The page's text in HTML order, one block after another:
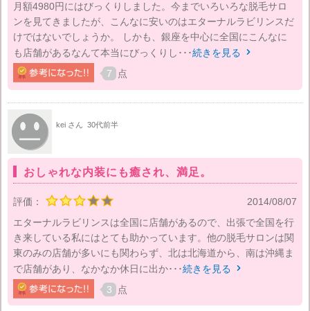
月額4980円にはびっくりしました。今までいろいろな脱毛サロ
ンを見てきましたが、こんなに安いのはエターナルラビリンスだ
けではないでしょうか。 しかも、銀座を中心に全国にこんなに
も店舗があるなんて本当にびっくりし･･･続きを見る 
7 点
kei さん 30代前半
おしゃれな内装にも癒され、満足。
評価：
2014/08/07
エターナルラビリンスは全国に店舗があるので、出張で全国を行
き来している私にはとても助かっています。他の脱毛サロンは関
東のみの店舗が多いにも関わらず、北は北海道から、南は沖縄ま
で店舗があり、なかなか休日に出か･･･続きを見る 
3 点